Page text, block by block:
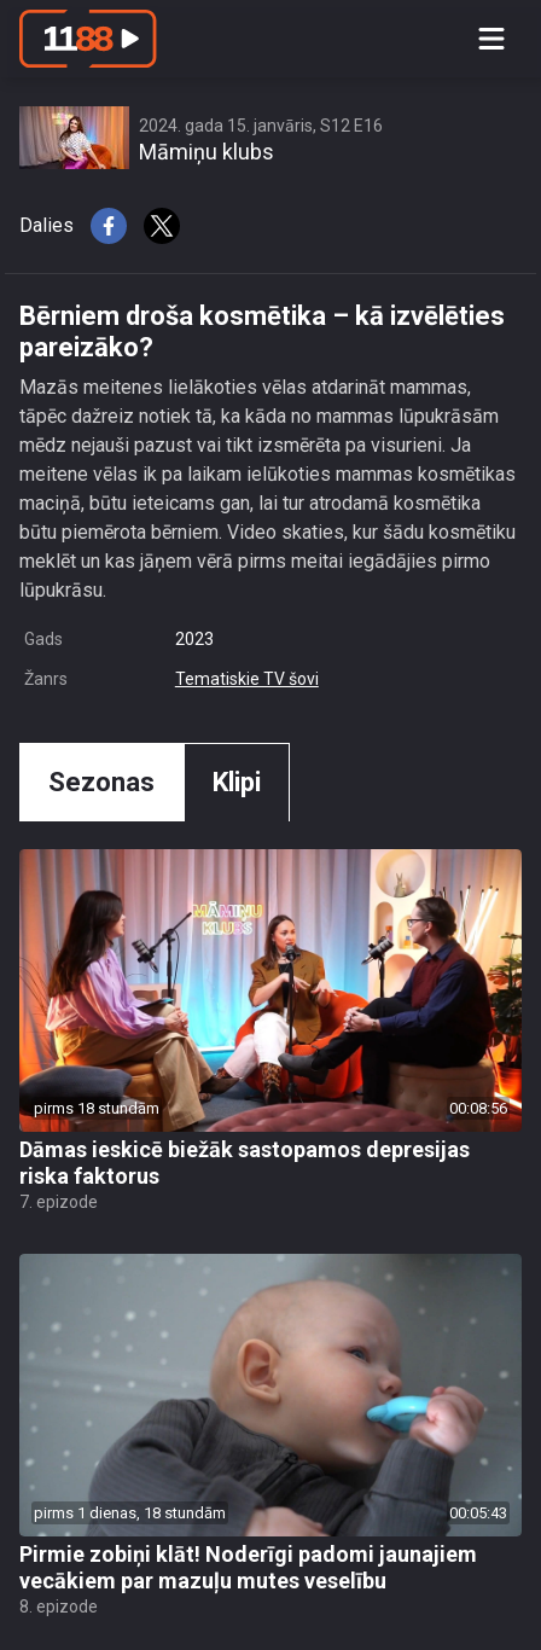
Bērniem droša kosmētika – kā
2024. gada 15. janvāris, S12 E16
Māmiņu klubs
Dalies
Bērniem droša kosmētika – kā izvēlēties
pareizāko?
Mazās meitenes lielākoties vēlas atdarināt mammas,
tāpēc dažreiz notiek tā, ka kāda no mammas lūpukrāsām
mēdz nejauši pazust vai tikt izsmērēta pa visurieni. Ja
meitene vēlas ik pa laikam ielūkoties mammas kosmētikas
maciņā, būtu ieteicams gan, lai tur atrodamā kosmētika
būtu piemērota bērniem. Video skaties, kur šādu kosmētiku
meklēt un kas jāņem vērā pirms meitai iegādājies pirmo
lūpukrāsu.
Gads 2023
Žanrs Tematiskie TV šovi
Sezonas Klipi
pirms 18 stundām 00:08:56
Dāmas ieskicē biežāk sastopamos depresijas
riska faktorus
7. epizode
pirms 1 dienas, 18 stundām 00:05:43
Pirmie zobiņi klāt! Noderīgi padomi jaunajiem
vecākiem par mazuļu mutes veselību
8. epizode